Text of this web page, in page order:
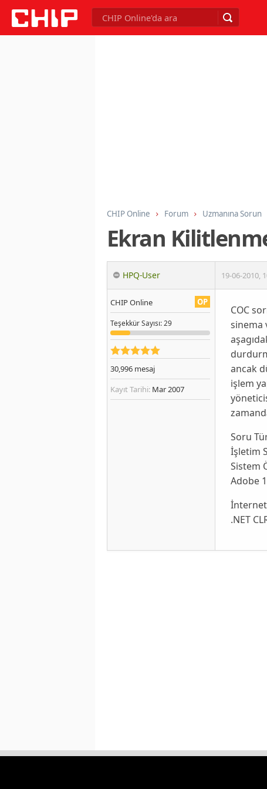
CHIP Online Forum Uzmanına Sorun
Ekran
HPQ-User 19-06-2010,
OP
CHIP Online
TeşekkürSayısı: 29
30,996 mesaj
Kayıt Tarihi: Mar 2007
COC
sinema
ancak
işlem
Soru
İşletim
Sistem
Adobe
İnternet
.NET